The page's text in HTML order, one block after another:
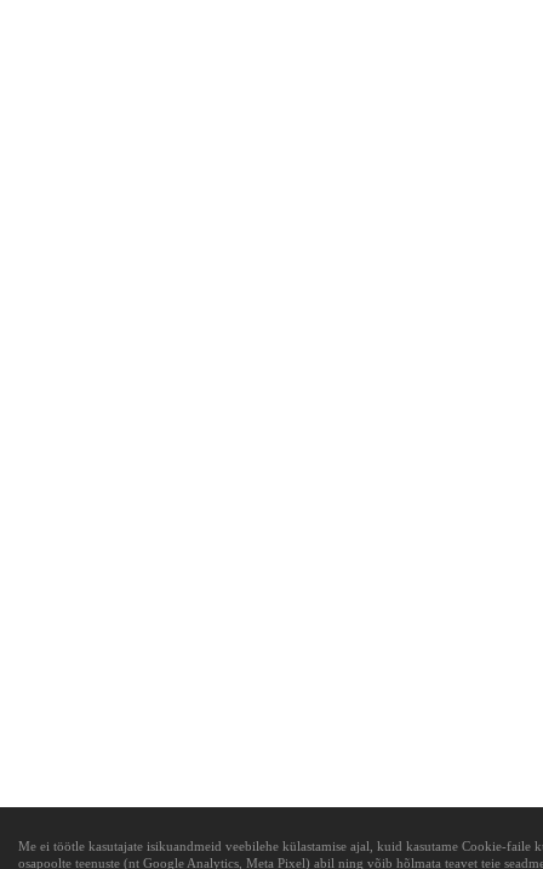
Me ei töötle kasutajate isikuandmeid veebilehe külastamise ajal, kuid kasutame Cookie-
osapoolte teenuste (nt Google Analytics, Meta Pixel) abil ning võib hõlmata teavet teie